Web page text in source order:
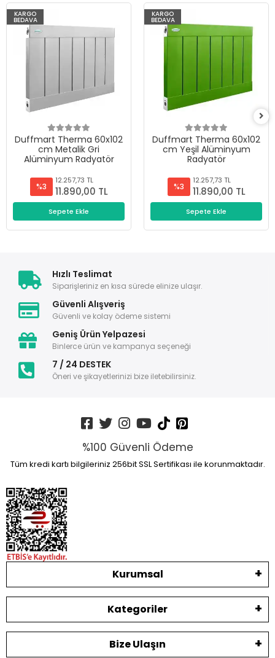
KARGO
BEDAVA
Duffmart Therma 60x102
cm Metalik Gri
Alüminyum Radyatör
%3
12.257,73 TL
11.890,00 TL
Sepete Ekle
KARGO
BEDAVA
Duffmart Therma 60x102
cm Yeşil Alüminyum
Radyatör
%3
12.257,73 TL
11.890,00 TL
Sepete Ekle
Hızlı Teslimat
Siparişleriniz en kısa sürede elinize ulaşır.
Güvenli Alışveriş
Güvenli ve kolay ödeme sistemi
Geniş Ürün Yelpazesi
Binlerce ürün ve kampanya seçeneği
7 / 24 DESTEK
Öneri ve şikayetlerinizi bize iletebilirsiniz.
%100 Güvenli Ödeme
Tüm kredi kartı bilgileriniz 256bit SSL Sertifikası ile korunmaktadır.
Kurumsal
Kategoriler
Bize Ulaşın